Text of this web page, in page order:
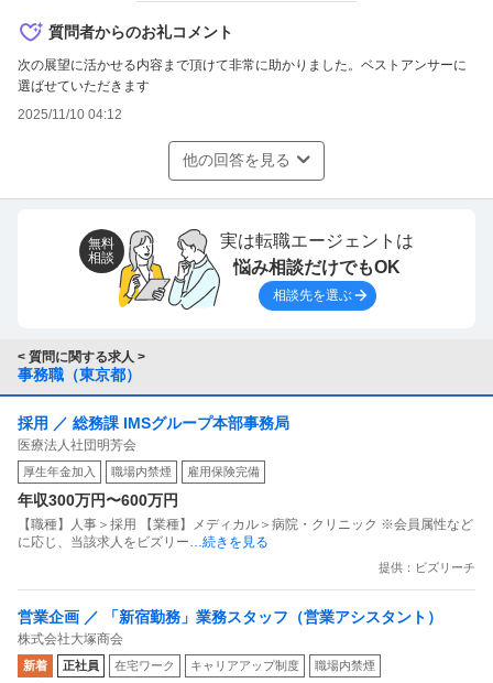
質問者からのお礼コメント
次の展望に活かせる内容まで頂けて非常に助かりました。ベストアンサーに
選ばせていただきます
2025/11/10 04:12
他の回答を見る
無料
相談
実は転職エージェントは
悩み相談だけでもOK
相談先を選ぶ
< 質問に関する求人 >
事務職（東京都）
採用 ／ 総務課 IMSグループ本部事務局
医療法人社団明芳会
厚生年金加入 職場内禁煙 雇用保険完備
年収300万円〜600万円
【職種】人事＞採用 【業種】メディカル＞病院・クリニック ※会員属性など
に応じ、当該求人をビズリー…続きを見る
提供：ビズリーチ
営業企画 ／ 「新宿勤務」業務スタッフ（営業アシスタント）
株式会社大塚商会
新着 正社員 在宅ワーク キャリアアップ制度 職場内禁煙